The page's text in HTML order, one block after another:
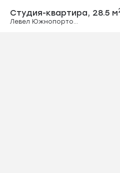
Студия-квартира, 28.5 м